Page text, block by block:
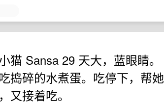
Sansa 29 天大，蓝眼睛。
捣碎的水煮蛋。吃停下，帮她
又接着吃。